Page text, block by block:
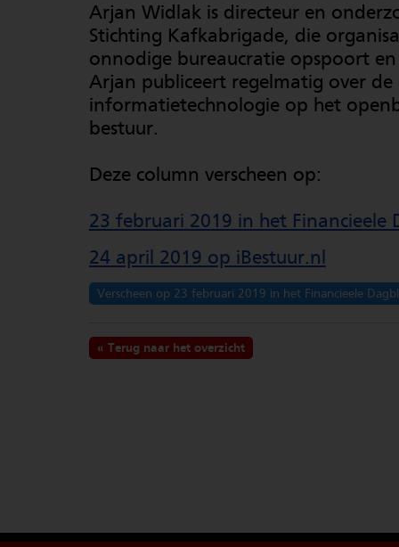
Arjan Widlak is directeur en
Stichting Kafkabrigade, die
onnodige bureaucratie opspoort
Arjan publiceert regelmatig over
informatietechnologie op het
bestuur.
Deze column verscheen op:
23 februari 2019 in het Financieele
24 april 2019 op iBestuur.nl
Verscheen op 23 februari 2019 in het Financieele
Terug naar het overzicht